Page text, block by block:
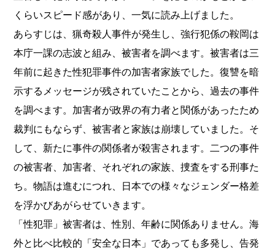
くらいスピード感があり、一気に読み上げました。
あらすじは、猟奇殺人事件が発生し、強行犯係の鞍岡は
本庁一課の志波と組み、被害者を調べます。被害者は三
年前に起きた性犯罪事件の加害者家族でした。復讐を暗
示するメッセージが残されていたことから、過去の事件
を調べます。加害者が政界の有力者と関係があったため
裁判にもならず、被害者と家族は崩壊していました。そ
して、新たに事件の関係者が殺害されます。二つの事件
の被害者、加害者、それぞれの家族、捜査をする刑事た
ち。物語は進むにつれ、日本での様々なジェンダー格差
を浮かびあがらせていきます。
「性犯罪」被害者は、性別、年齢に関係ありません。海
外と比べ比較的「安全な日本」であっても多発し、告発